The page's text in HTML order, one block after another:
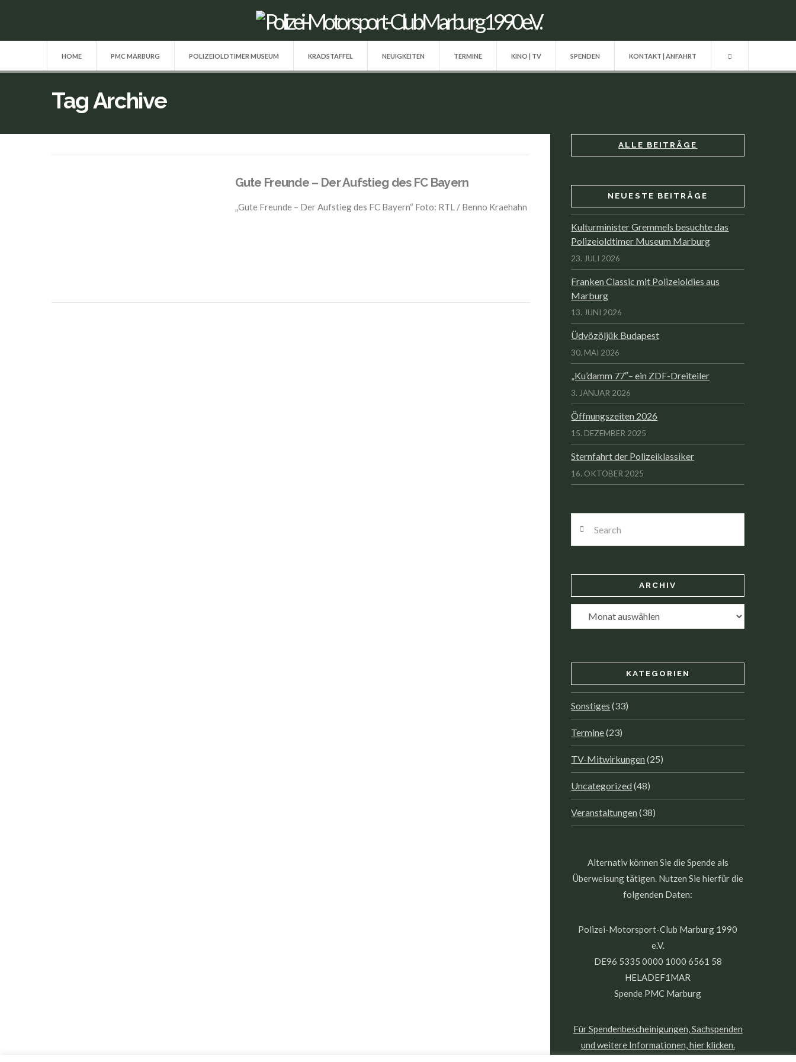
HOME PMC MARBURG POLIZEIOLDTIMER MUSEUM KRADSTAFFEL NEUIGKEITEN TERMINE KINO | TV SPENDEN KONTAKT | ANFAHRT
Tag Archive
Gute Freunde – Der Aufstieg des FC Bayern
„Gute Freunde – Der Aufstieg des FC Bayern“ Foto: RTL / Benno Kraehahn
ALLE BEITRÄGE
NEUESTE BEITRÄGE
Kulturminister Gremmels besuchte das
Polizeioldtimer Museum Marburg
23. JULI 2026
Franken Classic mit Polizeioldies aus
Marburg
13. JUNI 2026
Üdvözöljük Budapest
30. MAI 2026
„Ku’damm 77″– ein ZDF-Dreiteiler
3. JANUAR 2026
Öffnungszeiten 2026
15. DEZEMBER 2025
Sternfahrt der Polizeiklassiker
16. OKTOBER 2025
ARCHIV
Archiv
KATEGORIEN
Sonstiges (33)
Termine(23)
TV-Mitwirkungen(25)
Uncategorized(48)
Veranstaltungen(38)
Alternativ können Sie die Spende als
Überweisung tätigen. Nutzen Sie hierfür die
folgenden Daten:
Polizei-Motorsport-Club Marburg 1990
e.V.
DE96 5335 0000 1000 6561 58
HELADEF1MAR
Spende PMC Marburg
Für Spendenbescheinigungen, Sachspenden
und weitere Informationen, hier klicken.